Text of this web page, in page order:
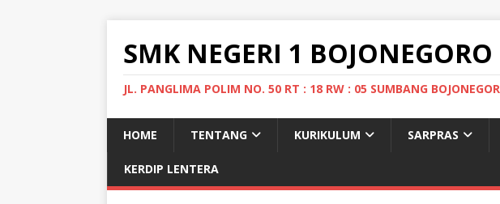
SMK NEGERI 1 BOJONEGORO
JL. PANGLIMA POLIM NO. 50 RT : 18 RW : 05 SUMBANG
HOME TENTANG KURIKULUM SARPRAS
KERDIP LENTERA